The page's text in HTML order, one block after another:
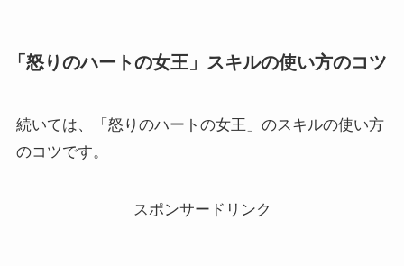
「怒りのハートの女王」スキルの使い方のコツ
続いては、「怒りのハートの女王」のスキルの使い方
のコツです。
スポンサードリンク